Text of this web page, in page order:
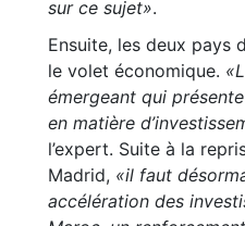
sur ce sujet».
Ensuite, les deux pays
le volet économique.
émergeant qui
en matière
l’expert. Suite à la
Madrid, «il faut
accélération des